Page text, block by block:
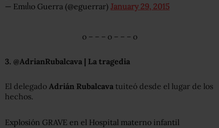
— Emιᥣιo Guerra (@eguerrar) January 29, 2015
o – – – o – – – o
3. @AdrianRubalcava | La tragedia
El delegado Adrián Rubalcava tuiteó desde el lugar de los
hechos.
Explosión GRAVE en el Hospital materno infantil